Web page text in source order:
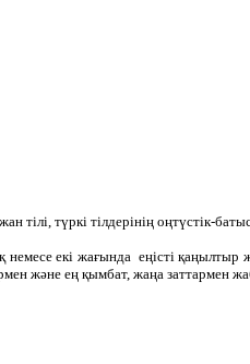
тілі, түркі тілдерінің оңтүстік-
екі жағында еңісті
және ең қымбат, жаңа заттармен